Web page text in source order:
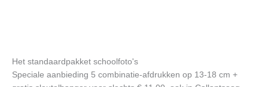
Het standaardpakket schoolfoto's
Speciale aanbieding 5 combinatie-afdrukken op 13-18 cm +